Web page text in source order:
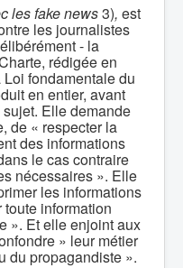
les fake news3), est
les journalistes
- la
rédigée en
fondamentale du
en entier, avant
sujet. Elle demande
de « respecter la
des informations
le cas contraire
nécessaires ». Elle
les informations
information
». Et elle enjoint aux
» leur métier
du propagandiste ».